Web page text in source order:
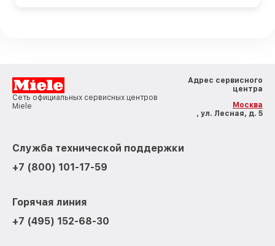
Сеть официальных сервисных центров
Miele
Адрес сервисного
центра
Москва
, ул. Лесная, д. 5
Служба технической поддержки
+7 (800) 101-17-59
Горячая линия
+7 (495) 152-68-30